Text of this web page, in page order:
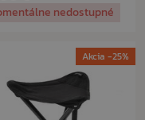
nedostupné
Akcia -25%